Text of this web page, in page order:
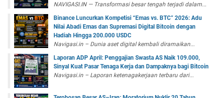
NAVIGASI.IN — Transformasi besar tengah terjadi dalam...
Binance Luncurkan Kompetisi “Emas vs. BTC” 2026: Adu
Nilai Abadi Emas dan Supremasi Digital Bitcoin dengan
Hadiah Hingga 200.000 USDC
Navigasi.in – Dunia aset digital kembali diramaikan...
Laporan ADP April: Penggajian Swasta AS Naik 109.000,
Sinyal Kuat Pasar Tenaga Kerja dan Dampaknya bagi Bitcoin
Navigasi.in – Laporan ketenagakerjaan terbaru dari...